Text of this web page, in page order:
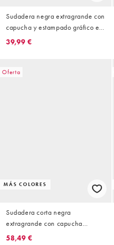
Sudadera negra extragrande con
capucha y estampado gráfico en
la espalda Phoenix Fleece de
39,99 €
Oferta
MÁS COLORES
Sudadera corta negra
extragrande con capucha
Phoenix Fleece de Nike
58,49 €